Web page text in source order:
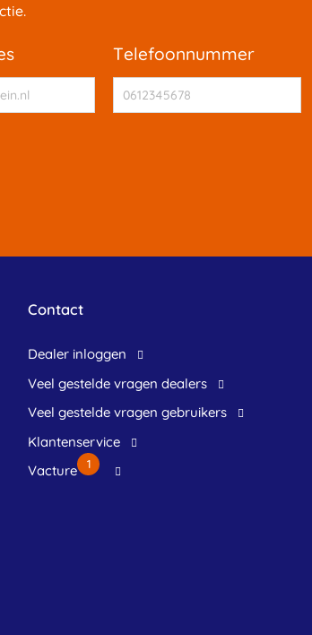
telefoonnummer
Contact
dealer inloggen
veel gestelde vragen dealers
veel gestelde vragen gebruikers
klantenservice
Vacture
1